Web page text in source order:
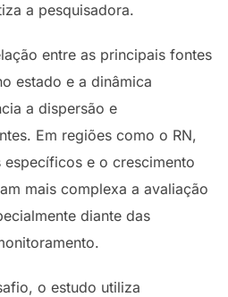
a pesquisadora.
entre as principais fontes
estado e a dinâmica
a dispersão e
Em regiões como o RN,
e o crescimento
mais complexa a avaliação
diante das
o estudo utiliza